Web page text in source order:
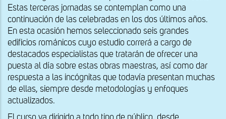
Estas terceras jornadas se contemplan como una
continuación de las celebradas en los dos últimos años.
En esta ocasión hemos seleccionado seis grandes
edificios románicos cuyo estudio correrá a cargo de
destacados especialistas que tratarán de ofrecer una
puesta al día sobre estas obras maestras, así como dar
respuesta a las incógnitas que todavía presentan muchas
de ellas, siempre desde metodologías y enfoques
actualizados.